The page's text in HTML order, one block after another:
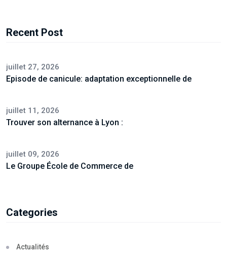
Recent Post
juillet 27, 2026
Episode de canicule: adaptation exceptionnelle de
juillet 11, 2026
Trouver son alternance à Lyon :
juillet 09, 2026
Le Groupe École de Commerce de
Categories
Actualités